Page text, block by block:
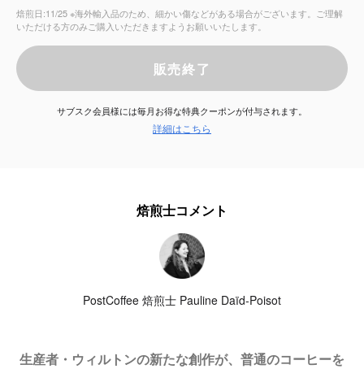
焙煎日:11/25 ※海外輸入品のため、細かい傷などがある場合がございます。ご理解
いただける方のみご購入いただきますようお願いいたします。
販売終了
サブスク会員様には毎月お得な特典クーポンが付与されます。
詳細はこちら
焙煎士コメント
PostCoffee 焙煎士 Pauline Daïd-Poisot
生産者・ウィルトンの新たな創作が、普通のコーヒーを